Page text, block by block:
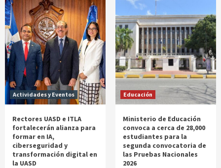
Actividades y Eventos
Rectores UASD e ITLA
fortalecerán alianza para
formar en IA,
ciberseguridad y
transformación digital en
la UASD
Educación
Ministerio de Educación
convoca a cerca de 28,000
estudiantes para la
segunda convocatoria de
las Pruebas Nacionales
2026